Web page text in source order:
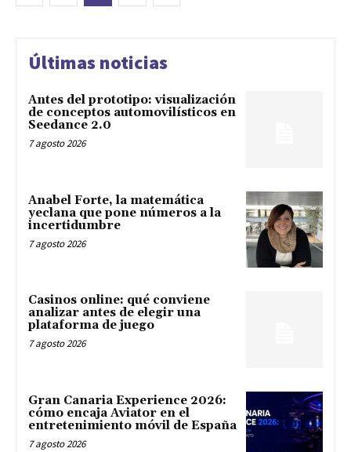
Últimas noticias
Antes del prototipo: visualización
de conceptos automovilísticos en
Seedance 2.0
7 agosto 2026
Anabel Forte, la matemática
yeclana que pone números a la
incertidumbre
7 agosto 2026
Casinos online: qué conviene
analizar antes de elegir una
plataforma de juego
7 agosto 2026
Gran Canaria Experience 2026:
cómo encaja Aviator en el
entretenimiento móvil de España
7 agosto 2026